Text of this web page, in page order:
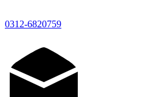
0312-6820759